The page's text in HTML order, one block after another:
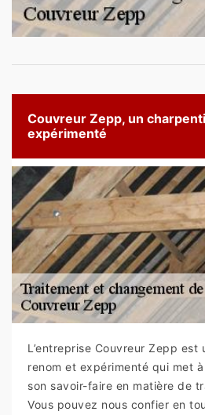
Couvreur Zepp, un
expérimenté
L’entreprise Couvreur Zepp
renom et expérimenté qui met
son savoir-faire en matière de
Vous pouvez nous confier en